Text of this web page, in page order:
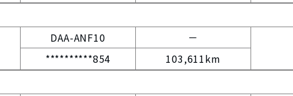
DAA-ANF10
**********854
－
103,611km